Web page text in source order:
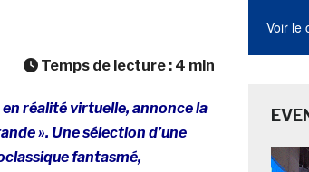
Temps de lecture : 4 min
réalité virtuelle, annonce la
». Une sélection d’une
fantasmé,
Voir le